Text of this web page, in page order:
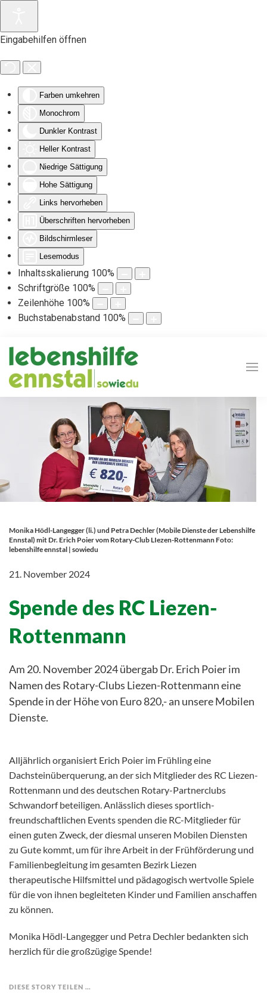
Eingabehilfen öffnen
Farben umkehren
Monochrom
Dunkler Kontrast
Heller Kontrast
Niedrige Sättigung
Hohe Sättigung
Links hervorheben
Überschriften hervorheben
Bildschirmleser
Lesemodus
Inhaltsskalierung 100%
Schriftgröße 100%
Zeilenhöhe 100%
Buchstabenabstand 100%
Zum Hauptinhalt springen
Monika Hödl-Langegger (li.) und Petra Dechler (Mobile Dienste der Lebenshilfe
Ennstal) mit Dr. Erich Poier vom Rotary-Club LIezen-Rottenmann Foto:
lebenshilfe ennstal | sowiedu
21. November 2024
Spende des RC Liezen-
Rottenmann
Am 20. November 2024 übergab Dr. Erich Poier im
Namen des Rotary-Clubs Liezen-Rottenmann eine
Spende in der Höhe von Euro 820,- an unsere Mobilen
Dienste.
Alljährlich organisiert Erich Poier im Frühling eine
Dachsteinüberquerung, an der sich Mitglieder des RC Liezen-
Rottenmann und des deutschen Rotary-Partnerclubs
Schwandorf beteiligen. Anlässlich dieses sportlich-
freundschaftlichen Events spenden die RC-Mitglieder für
einen guten Zweck, der diesmal unseren Mobilen Diensten
zu Gute kommt, um für ihre Arbeit in der Frühförderung und
Familienbegleitung im gesamten Bezirk Liezen
therapeutische Hilfsmittel und pädagogisch wertvolle Spiele
für die von ihnen begleiteten Kinder und Familien anschaffen
zu können.
Monika Hödl-Langegger und Petra Dechler bedankten sich
herzlich für die großzügige Spende!
DIESE STORY TEILEN …